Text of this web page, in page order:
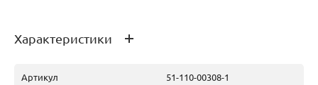
Характеристики
Артикул 51-110-00308-1